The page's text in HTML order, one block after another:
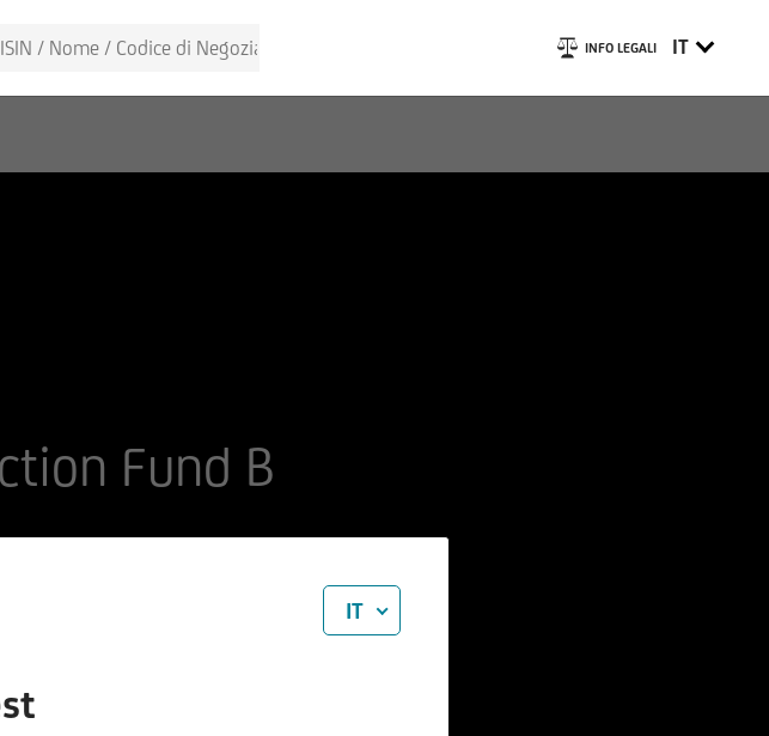
INFO LEGALI IT
Fund B
IT